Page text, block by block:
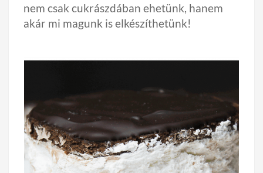
nem csak cukrászdában ehetünk, hanem
akár mi magunk is elkészíthetünk!